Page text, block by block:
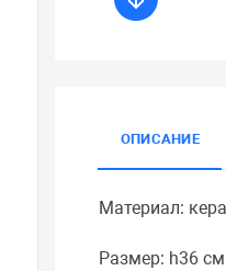
Охота, спорт, туризм
ОПИСАНИЕ
Материал:
Размер: h36 см